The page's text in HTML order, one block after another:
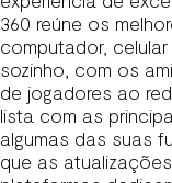
360 reúne os
computador,
sozinho, com os
de jogadores ao
lista com as
algumas das suas
que as